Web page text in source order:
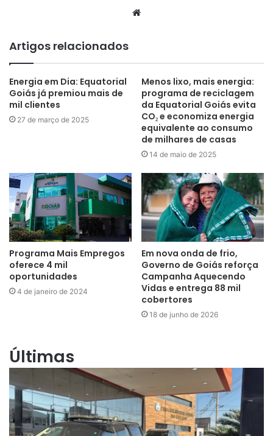
Website
Artigos relacionados
Energia em Dia: Equatorial
Goiás já premiou mais de
mil clientes
27 de março de 2025
Menos lixo, mais energia:
programa de reciclagem
da Equatorial Goiás evita
CO₂ e economiza energia
equivalente ao consumo
de milhares de casas
14 de maio de 2025
Programa Mais Empregos
oferece 4 mil
oportunidades
4 de janeiro de 2024
Em nova onda de frio,
Governo de Goiás reforça
Campanha Aquecendo
Vidas e entrega 88 mil
cobertores
18 de junho de 2026
Últimas